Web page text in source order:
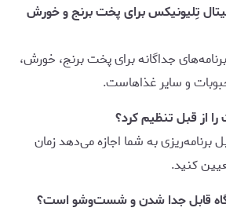
تِلیونیکس برای پخت برنج و خورش
جداگانه برای پخت برنج، خورش،
و سایر غذاهاست.
ساعته قابل برنامه‌ریزی به شما اجازه می‌دهد زمان
کنید.